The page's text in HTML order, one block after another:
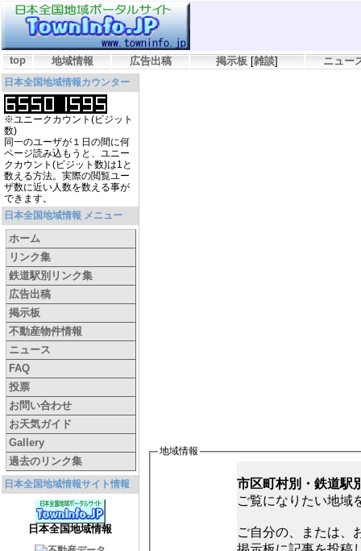
top 地域情報 広告出稿 掲示板 [雑談] ニュー
日本全国地域情報カウンター
※ユニークカウント(ビジット
数)
同一のユーザが１日の間に何
ページ読み込もうと、ユニー
クカウント(ビジット数)は1と
数える方法。実際の閲覧ユー
ザ数に近い人数を数える事が
できます。
日本全国地域情報 メニュー
ホーム
リンク集
鉄道駅別リンク集
広告出稿
掲示板
不動産物件情報
ニュース
FAQ
投票
お問い合わせ
お天気ガイド
Gallery
過去のリンク集
日本全国地域情報サイト情報
日本全国地域情報
地域情報
市区町村別・鉄道駅
ご覧になりたい地域
ご自分の、または、